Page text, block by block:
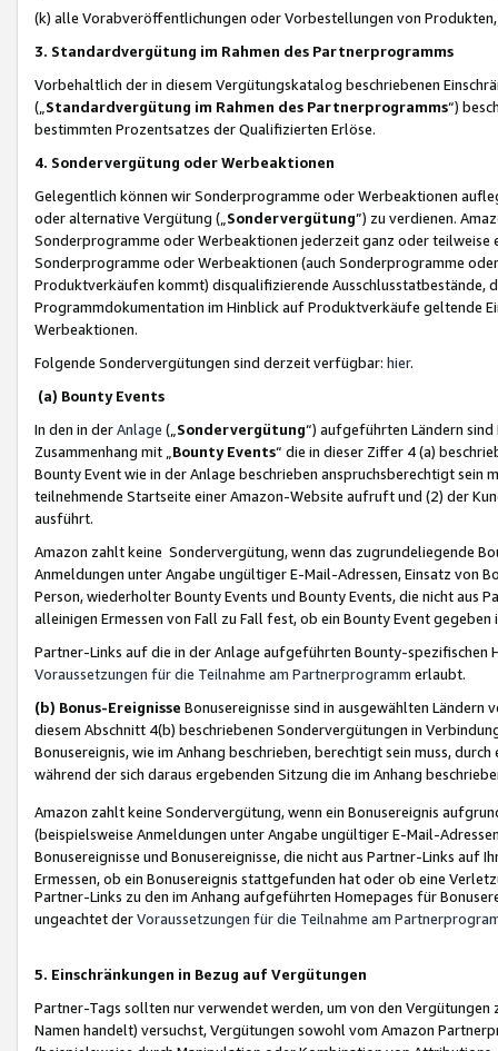
(k) alle Vorabveröffentlichungen oder Vorbestellungen von
3. Standardvergütung im Rahmen des Partnerprogramms
Vorbehaltlich der in diesem Vergütungskatalog beschriebenen
(„ Standardvergütung im Rahmen des Partnerprogramms“)
bestimmten Prozentsatzes der Qualifizierten Erlöse.
4. Sondervergütung oder Werbeaktionen
Gelegentlich können wir Sonderprogramme oder Werbeaktionen
oder alternative Vergütung („ Sondervergütung”) zu verdienen.
Sonderprogramme oder Werbeaktionen jederzeit ganz oder
Sonderprogramme oder Werbeaktionen (auch Sonderprogramme
Produktverkäufen kommt) disqualifizierende Ausschlusstatbestände,
Programmdokumentation im Hinblick auf Produktverkäufe geltende
Werbeaktionen.
Folgende Sondervergütungen sind derzeit verfügbar: hier.
(a) Bounty Events
In den in derAnlage („ Sondervergütung“) aufgeführten Ländern
Zusammenhang mit „ Bounty Events“ die in dieser Ziffer 4 (a)
Bounty Event wie in der Anlage beschrieben anspruchsberechtigt sein
teilnehmende Startseite einer Amazon-Website aufruft und (2) der
ausführt.
Amazon zahlt keine Sondervergütung, wenn das zugrundeliegende
Anmeldungen unter Angabe ungültiger E-Mail-Adressen, Einsatz von
Person, wiederholter Bounty Events und Bounty Events, die nicht
alleinigen Ermessen von Fall zu Fall fest, ob ein Bounty Event
Partner-Links auf die in der Anlage aufgeführten Bounty-spezifischen
Voraussetzungen für die Teilnahme am Partnerprogramm erlaubt.
(b) Bonus-Ereignisse Bonusereignisse sind in ausgewählten Ländern
diesem Abschnitt 4(b) beschriebenen Sondervergütungen in
Bonusereignis, wie im Anhang beschrieben, berechtigt sein muss,
während der sich daraus ergebenden Sitzung die im Anhang
Amazon zahlt keine Sondervergütung, wenn ein Bonusereignis
(beispielsweise Anmeldungen unter Angabe ungültiger E-Mail-
Bonusereignisse und Bonusereignisse, die nicht aus Partner-Links auf
Ermessen, ob ein Bonusereignis stattgefunden hat oder ob eine
Partner-Links zu den im Anhang aufgeführten Homepages für
ungeachtet derVoraussetzungen für die Teilnahme am
5. Einschränkungen in Bezug auf Vergütungen
Partner-Tags sollten nur verwendet werden, um von den
Namen handelt) versuchst, Vergütungen sowohl vom Amazon